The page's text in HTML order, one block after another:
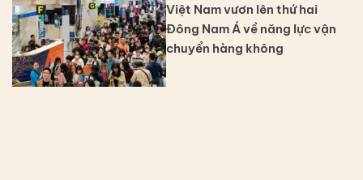
Việt Nam vươn lên thứ hai
Đông Nam Á về năng lực vận
chuyển hàng không